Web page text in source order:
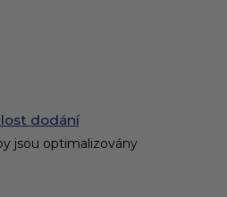
dodání
jsou optimalizovány